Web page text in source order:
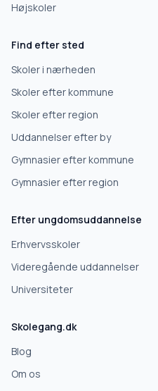
Erhvervsuddannelse
Videregående uddannelse
Højskoler
Find efter sted
Skoler i nærheden
Skoler efter kommune
Skoler efter region
Uddannelser efter by
Gymnasier efter kommune
Gymnasier efter region
Efter ungdomsuddannelse
Erhvervsskoler
Videregående uddannelser
Universiteter
Skolegang.dk
Blog
Om os